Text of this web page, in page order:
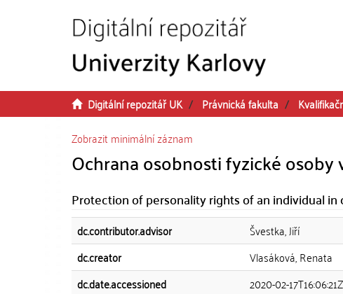
Digitální repozitář UK Právnická fakulta
Zobrazit minimální záznam
Ochrana osobnosti fyzické osoby
Protection of personality rights of an individual in
dc.contributor.advisor
Švestka, Jiří
dc.creator
Vlasáková, Renata
dc.date.accessioned
2020-02-17T16:06:21Z